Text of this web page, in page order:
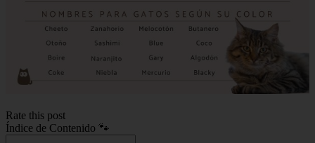
Rate this post
Índice de Contenido 🐾